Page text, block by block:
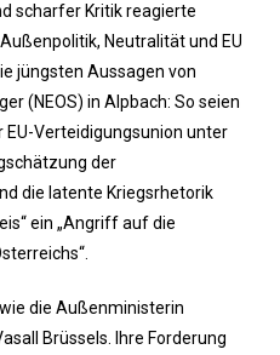
scharfer Kritik reagierte
Neutralität und EU
jüngsten Aussagen von
(NEOS) in Alpbach: So seien
EU-Verteidigungsunion unter
der
die latente Kriegsrhetorik
ein „Angriff auf die
die Außenministerin
Brüssels. Ihre Forderung